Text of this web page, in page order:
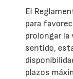
El
para
prolongar la
sentido,
plazos